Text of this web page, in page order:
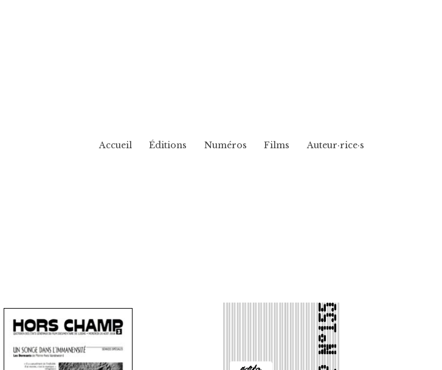
Accueil Éditions Numéros Films Auteur·rice·s